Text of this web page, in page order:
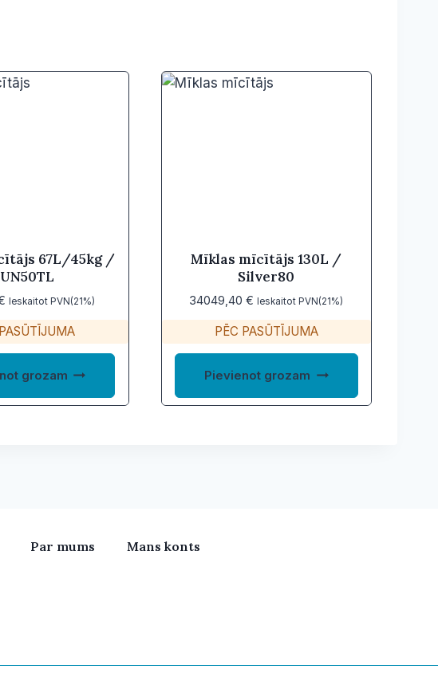
67L/45kg /
Ieskaitot PVN(21%)
grozam
Mīklas mīcītājs 130L /
Silver80
34049,40€ Ieskaitot PVN(21%)
PĒC PASŪTĪJUMA
Pievienot grozam
Par mums Mans konts